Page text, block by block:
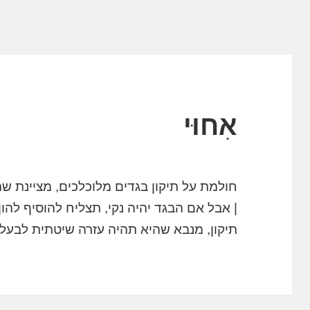
אִחוּי
חולמת על תיקון בגדים מלוכלכים, מציינת
| אבל אם הבגד יהיה נקי, תצליח להוסיף
תיקון, מנבא שהיא תהיה עזרה שיטתית